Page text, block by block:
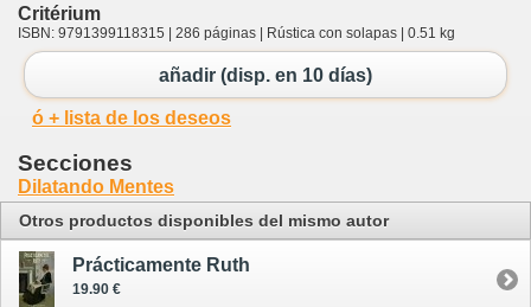
Critérium
ISBN: 9791399118315 | 286 páginas | Rústica con solapas | 0.51 kg
añadir (disp. en 10 días)
ó + lista de los deseos
Secciones
Dilatando Mentes
Otros productos disponibles del mismo autor
Prácticamente Ruth
19.90 €